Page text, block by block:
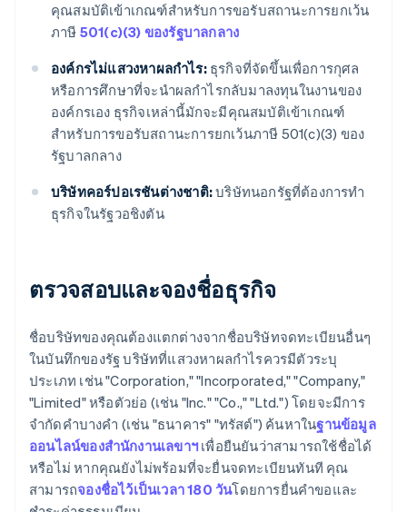
คุณสมบัติเข้าเกณฑ์สำหรับการขอรับสถานะการยกเว้น
ภาษี 501(c)(3) ของรัฐบาลกลาง
องค์กรไม่แสวงหาผลกำไร:ธุรกิจที่จัดขึ้นเพื่อการกุศล
หรือการศึกษาที่จะนำผลกำไรกลับมาลงทุนในงานของ
องค์กรเอง ธุรกิจเหล่านี้มักจะมีคุณสมบัติเข้าเกณฑ์
สำหรับการขอรับสถานะการยกเว้นภาษี 501(c)(3) ของ
รัฐบาลกลาง
บริษัทคอร์ปอเรชันต่างชาติ:บริษัทนอกรัฐที่ต้องการทำ
ธุรกิจในรัฐวอชิงตัน
ตรวจสอบและจองชื่อธุรกิจ
ชื่อบริษัทของคุณต้องแตกต่างจากชื่อบริษัทจดทะเบียนอื่นๆ
ในบันทึกของรัฐ บริษัทที่แสวงหาผลกำไรควรมีตัวระบุ
ประเภท เช่น "Corporation," "Incorporated," "Company,"
"Limited" หรือตัวย่อ (เช่น "Inc." "Co.," "Ltd.") โดยจะมีการ
จำกัดคำบางคำ (เช่น "ธนาคาร" "ทรัสต์") ค้นหาในฐานข้อมูล
ออนไลน์ของสำนักงานเลขาฯ เพื่อยืนยันว่าสามารถใช้ชื่อได้
หรือไม่ หากคุณยังไม่พร้อมที่จะยื่นจดทะเบียนทันที คุณ
สามารถจองชื่อไว้เป็นเวลา 180 วันโดยการยื่นคำขอและ